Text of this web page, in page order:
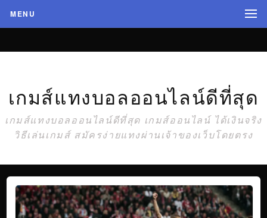
MENU
เกมส์แทงบอลออนไลน์ดีที่สุด
เกมส์แทงบอลออนไลน์ดีที่สุด เกมส์ออนไลน์ ได้เงินจริง
วิธีเล่นเกมส์ สมัครง่ายแทงผ่านเจ้าของเว็บโดยตรง